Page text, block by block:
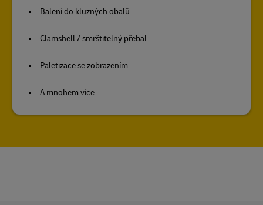
Balení do kluzných obalů
Clamshell / smrštitelný přebal
Paletizace se zobrazením
A mnohem více